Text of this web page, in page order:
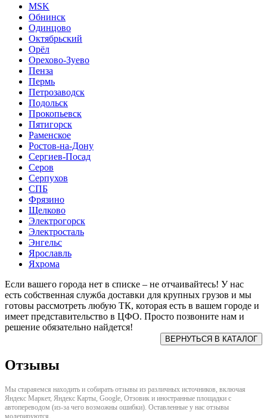
MSK
Обнинск
Одинцово
Октябрьский
Орёл
Орехово-Зуево
Пенза
Пермь
Петрозаводск
Подольск
Прокопьевск
Пятигорск
Раменское
Ростов-на-Дону
Сергиев-Посад
Серов
Серпухов
СПБ
Фрязино
Щелково
Электрогорск
Электросталь
Энгельс
Ярославль
Яхрома
Если вашего города нет в списке – не отчаивайтесь! У нас
есть собственная служба доставки для крупных грузов и мы
готовы рассмотреть любую ТК, которая есть в вашем городе и
имеет представительство в ЦФО. Просто позвоните нам и
решение обязательно найдется!
Отзывы
Мы стараяемся находить и собирать отзывы из различных источников, включая
Яндекс Маркет, Яндекс Карты, Google, Отзовик и иностранные площадки с
автопереводом (из-за чего возможны ошибки). Оставленные у нас отзывы
модерируются.